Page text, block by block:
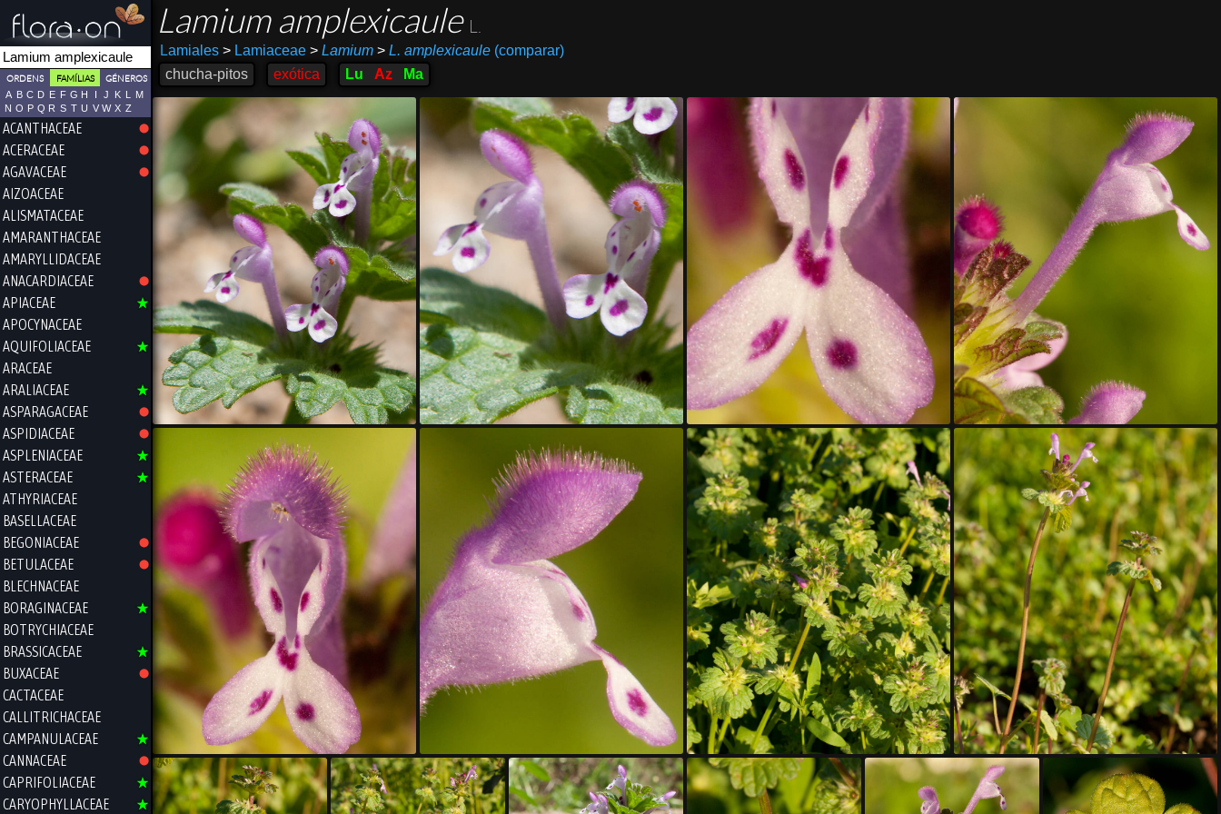
ORDENS FAMÍLIAS GÉNEROS
A B C D E F G H I J K L
M
N O P Q R S T U V W X Z
ACANTHACEAE
ACERACEAE
AGAVACEAE
AIZOACEAE
ALISMATACEAE
AMARANTHACEAE
AMARYLLIDACEAE
ANACARDIACEAE
APIACEAE
APOCYNACEAE
AQUIFOLIACEAE
ARACEAE
ARALIACEAE
ASPARAGACEAE
ASPIDIACEAE
ASPLENIACEAE
ASTERACEAE
ATHYRIACEAE
BASELLACEAE
BEGONIACEAE
BETULACEAE
BLECHNACEAE
BORAGINACEAE
BOTRYCHIACEAE
BRASSICACEAE
BUXACEAE
CACTACEAE
CALLITRICHACEAE
CAMPANULACEAE
CANNACEAE
CAPRIFOLIACEAE
CARYOPHYLLACEAE
Lamium amplexicaule
Lamiales >Lamiaceae > Lamium > L. amplexicaule(comparar)
chucha-pitos
exótica Lu Az Ma